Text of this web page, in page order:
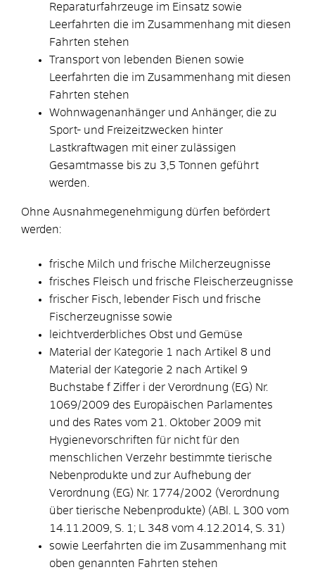
Reparaturfahrzeuge im Einsatz sowie
Leerfahrten die im Zusammenhang mit diesen
Fahrten stehen
Transport von lebenden Bienen sowie
Leerfahrten die im Zusammenhang mit diesen
Fahrten stehen
Wohnwagenanhänger und Anhänger, die zu
Sport- und Freizeitzwecken hinter
Lastkraftwagen mit einer zulässigen
Gesamtmasse bis zu 3,5 Tonnen geführt
werden.
Ohne Ausnahmegenehmigung dürfen befördert
werden:
frische Milch und frische Milcherzeugnisse
frisches Fleisch und frische Fleischerzeugnisse
frischer Fisch, lebender Fisch und frische
Fischerzeugnisse sowie
leichtverderbliches Obst und Gemüse
Material der Kategorie 1 nach Artikel 8 und
Material der Kategorie 2 nach Artikel 9
Buchstabe f Ziffer i der Verordnung (EG) Nr.
1069/2009 des Europäischen Parlamentes
und des Rates vom 21. Oktober 2009 mit
Hygienevorschriften für nicht für den
menschlichen Verzehr bestimmte tierische
Nebenprodukte und zur Aufhebung der
Verordnung (EG) Nr. 1774/2002 (Verordnung
über tierische Nebenprodukte) (ABl. L 300 vom
14.11.2009, S. 1; L 348 vom 4.12.2014, S. 31)
sowie Leerfahrten die im Zusammenhang mit
oben genannten Fahrten stehen